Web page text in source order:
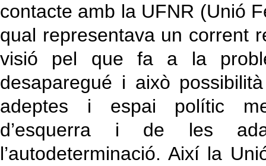
contacte amb la UFNR (Unió
qual representava un corrent
visió pel que fa a la
desaparegué i això
adeptes i espai polític
d’esquerra i de les
l’autodeterminació. Així la